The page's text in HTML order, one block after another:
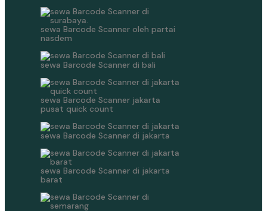
sewa Barcode Scanner oleh partai
nasdem
sewa Barcode Scanner di bali
sewa Barcode Scanner jakarta
pusat quick count
sewa Barcode Scanner di jakarta
sewa Barcode Scanner di jakarta
barat